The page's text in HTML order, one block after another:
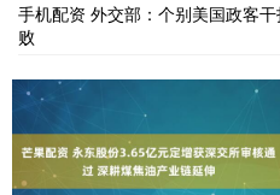
手机配资 外交部：个别美国政客
败